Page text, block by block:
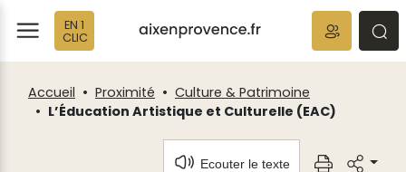
EN 1
CLIC
Accueil Proximité
Culture & Patrimoine
L’Éducation Artistique et Culturelle (EAC)
Ecouter le texte
Fenêtre
de
chat
Panneau de gestion des cookies